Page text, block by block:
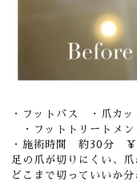
・フットバス ・爪カ
・フットトリートメ
・施術時間 約30分
足の爪が切りにくい、
どこまで切っていいか